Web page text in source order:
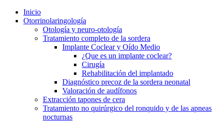
Inicio
Otorrinolaringología
Otología y neuro-otología
Tratamiento completo de la sordera
Implante Coclear y Oído Medio
¿Que es un implante coclear?
Cirugía
Rehabilitación del implantado
Diagnóstico precoz de la sordera neonatal
Valoración de audífonos
Extracción tapones de cera
Tratamiento no quirúrgico del ronquido y de las apneas
nocturnas